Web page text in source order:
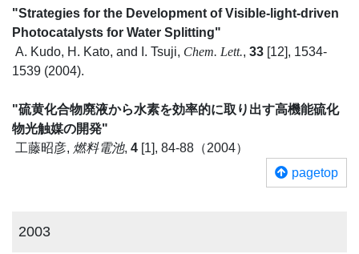
"Strategies for the Development of Visible-light-driven
Photocatalysts for Water Splitting"
A. Kudo, H. Kato, and I. Tsuji, Chem. Lett., 33 [12], 1534-
1539 (2004).
"硫黄化合物廃液から水素を効率的に取り出す高機能硫化
物光触媒の開発"
工藤昭彦, 燃料電池, 4 [1], 84-88（2004）
pagetop
2003